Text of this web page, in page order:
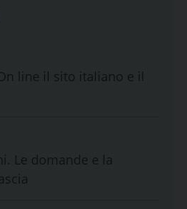
line il sito italiano e il
Le domande e la